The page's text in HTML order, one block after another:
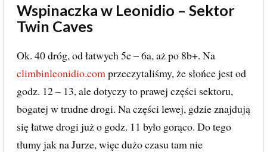
Wspinaczka w Leonidio – Sektor
Twin Caves
Ok. 40 dróg, od łatwych 5c – 6a, aż po 8b+. Na
climbinleonidio.com przeczytaliśmy, że słońce jest od
godz. 12 – 13, ale dotyczy to prawej części sektoru,
bogatej w trudne drogi. Na części lewej, gdzie znajdują
się łatwe drogi już o godz. 11 było gorąco. Do tego
tłumy jak na Jurze, więc dużo czasu tam nie